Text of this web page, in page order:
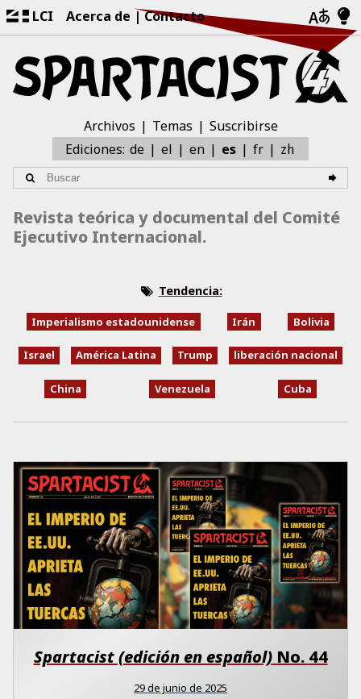
LCI Acerca de Contacto
Archivos Temas
Suscribirse
Ediciones: de el en es fr zh
Revista teórica y documental del Comité
Ejecutivo Internacional.
Tendencia:
Imperialismo estadounidense Irán Bolivia
Israel América Latina Trump liberación nacional
China Venezuela Cuba
Spartacist (edición en español)No. 44
29 de junio de 2025